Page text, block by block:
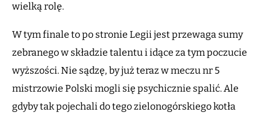
wielką rolę.
W tym finale to po stronie Legii jest przewaga sumy
zebranego w składzie talentu i idące za tym poczucie
wyższości. Nie sądzę, by już teraz w meczu nr 5
mistrzowie Polski mogli się psychicznie spalić. Ale
gdyby tak pojechali do tego zielonogórskiego kotła